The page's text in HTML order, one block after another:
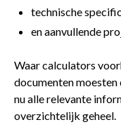
technische
en aanvullende
Waar calculators
documenten
nu alle relevante
overzichtelijk geheel.